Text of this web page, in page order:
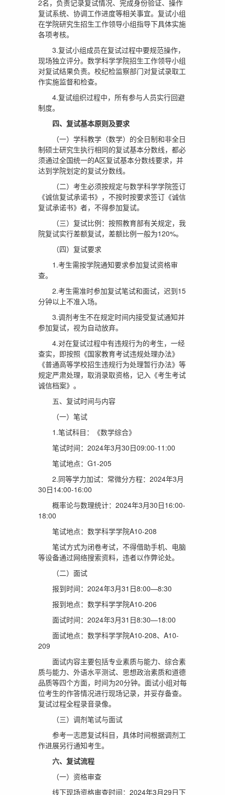
2名，负责记录复试情况、完成身份验证、操作
复试系统、协调工作进度等相关事宜。复试小组
在学院研究生招生工作领导小组指导下具体实施
各项考核。
3.复试小组成员在复试过程中要规范操作，
现场独立评分。数学科学学院招生工作领导小组
对复试结果负责。校纪检监察部门对复试录取工
作实施监督和检查。
4.复试组织过程中，所有参与人员实行回避
制度。
四、复试基本原则及要求
（一）学科教学（数学）的全日制和非全日
制硕士研究生执行相同的复试基本分数线，都必
须通过全国统一的A区复试基本分数线要求，并
达到学院划定的复试分数线。
（二）考生必须按规定与数学科学学院签订
《诚信复试承诺书》，不按时按要求签订《诚信
复试承诺书》者，不得参加复试。
（三）复试比例：按照教育部有关规定，我
院复试实行差额复试，差额比例一般为120%。
（四）复试要求
1.考生需按学院通知要求参加复试资格审
查。
2.考生需准时参加复试笔试和面试，迟到15
分钟以上不准入场。
3.调剂考生不在规定时间内接受复试通知并
参加复试，视为自动放弃。
4.对在复试过程中有违规行为的考生，一经
查实，即按照《国家教育考试违规处理办法》
《普通高等学校招生违规行为处理暂行办法》等
规定严肃处理，取消录取资格，记入《考生考试
诚信档案》。
五、复试时间与内容
（一）笔试
1.笔试科目：《数学综合》
笔试时间：2024年3月30日09:00-11:00
笔试地点：G1-205
2.同等学力加试：常微分方程：2024年3月
30日14:00-16:00
概率论与数理统计：2024年3月30日16:00-
18:00
笔试地点：数学科学学院A10-208
笔试方式为闭卷考试，不得借助手机、电脑
等设备通过网络搜索资料，违者以作弊论处。
（二）面试
报到时间：2024年3月31日8:00—8:30
报到地点：数学科学学院A10-206
面试时间：2024年3月31日8:30—18:00
面试地点：数学科学学院A10-208、A10-
209
面试内容主要包括专业素质与能力、综合素
质与能力、外语水平测试、思想政治素质和道德
品质等四个方面，时间为20分钟。面试小组对每
位考生的作答情况进行现场记录，并妥存备查。
复试过程全程录音录像。
（三）调剂笔试与面试
参考一志愿复试科目，具体时间根据调剂工
作进展另行通知考生。
六、复试流程
（一）资格审查
线下现场资格审查时间：2024年3月29日下